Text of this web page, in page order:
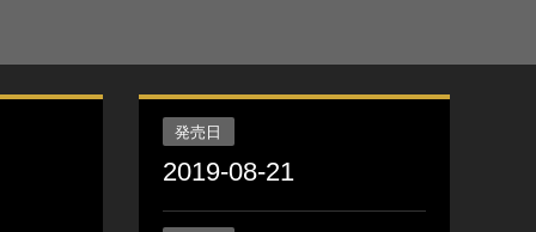
発売日
2019-08-21